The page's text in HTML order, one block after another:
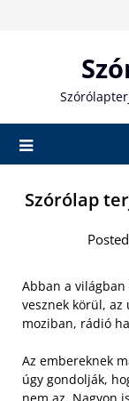
Szórólap
Abban a
vesznek körül, az
moziban, rádió
Az embereknek
úgy gondolják,